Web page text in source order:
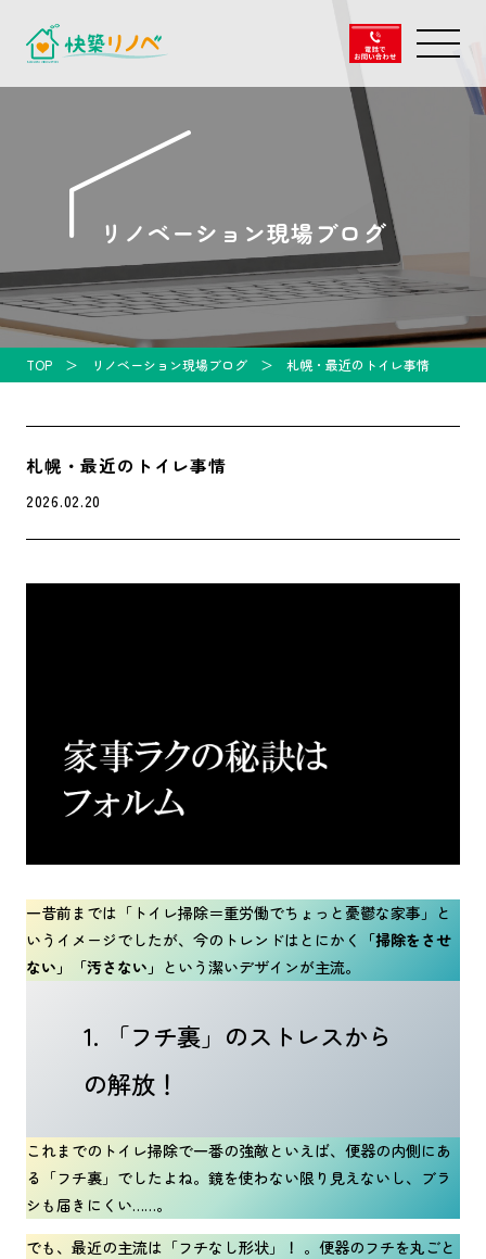
リノベーション現場ブログ
TOP リノベーション現場ブログ 札幌・最近のトイレ事情
札幌・最近のトイレ事情
2026.02.20
一昔前までは「トイレ掃除＝重労働でちょっと憂鬱な家事」と
いうイメージでしたが、今のトレンドはとにかく
「掃除をさせ
ない」「汚さない」 という潔いデザインが主流。
1. 「フチ裏」のストレスから
の解放！
これまでのトイレ掃除で一番の強敵といえば、便器の内側にあ
る「フチ裏」でしたよね。鏡を使わない限り見えないし、ブラ
シも届きにくい……。
でも、最近の主流は「フチなし形状」！ 。便器のフチを丸ごと